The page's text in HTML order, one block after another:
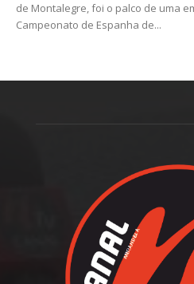
de Montalegre, foi o palco de uma
Campeonato de Espanha de...